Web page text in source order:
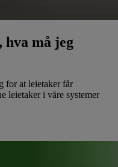
hva må jeg
for at leietaker får
leietaker i våre systemer